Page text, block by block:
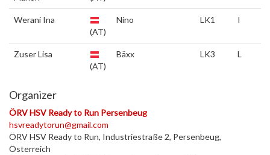
Werani Ina
(AT)
Nino LK1 I
Zuser Lisa
(AT)
Bäxx LK3 L
Organizer
ÖRV HSV Ready to Run Persenbeug
hsvreadytorun@gmail.com
ÖRV HSV Ready to Run, Industriestraße 2, Persenbeug,
Österreich